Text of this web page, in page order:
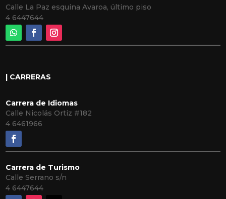
Calle La Paz esquina Avaroa, último piso
4 6447644
| CARRERAS
Carrera de Idiomas
Calle Nicolás Ortiz #182
4 6461966
Carrera de Turismo
Calle Serrano s/n
4 6447644